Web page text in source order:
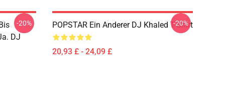
DJ
-20% POPSTAR Ein Anderer DJ Khaled T-Shirt
20,93 £ - 24,09 £
-20%